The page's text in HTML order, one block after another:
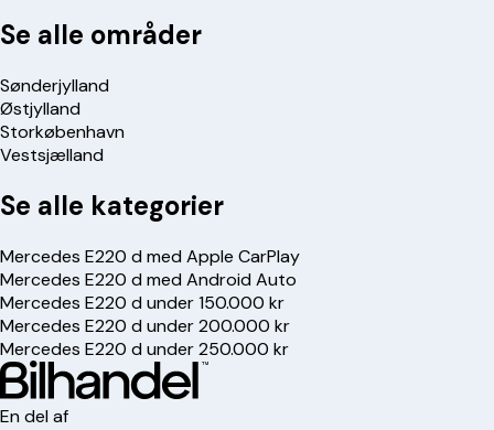
Se alle områder
Sønderjylland
Østjylland
Storkøbenhavn
Vestsjælland
Se alle kategorier
Mercedes E220 d med Apple CarPlay
Mercedes E220 d med Android Auto
Mercedes E220 d under 150.000 kr
Mercedes E220 d under 200.000 kr
Mercedes E220 d under 250.000 kr
En del af